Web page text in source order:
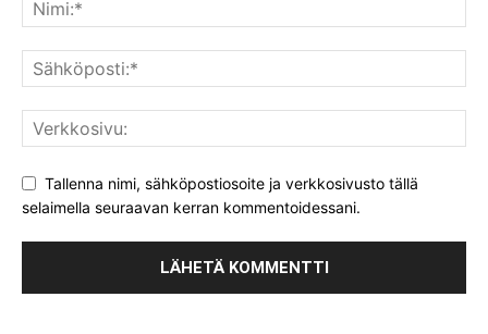
Tallenna nimi, sähköpostiosoite ja verkkosivusto tällä
selaimella seuraavan kerran kommentoidessani.